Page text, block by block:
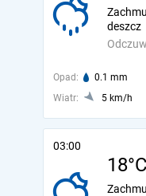
deszcz
Opad: 0.1 mm
Wiatr:
5 km/h
03:00
18°C